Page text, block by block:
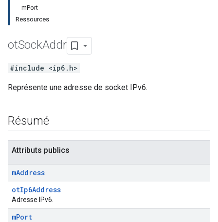
mPort
Ressources
otSockAddr
#include <ip6.h>
Représente une adresse de socket IPv6.
Résumé
Attributs publics
mAddress
otIp6Address
Adresse IPv6.
mPort